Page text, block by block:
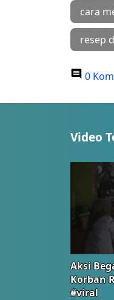
cara
resep
0
Video
Aksi
Korban
#viral